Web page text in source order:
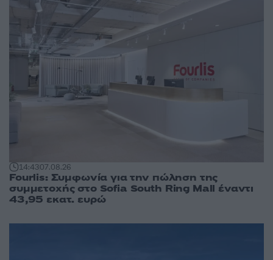
14:4307.08.26
Fourlis: Συμφωνία για την πώληση της
συμμετοχής στο Sofia South Ring Mall έναντι
43,95 εκατ. ευρώ